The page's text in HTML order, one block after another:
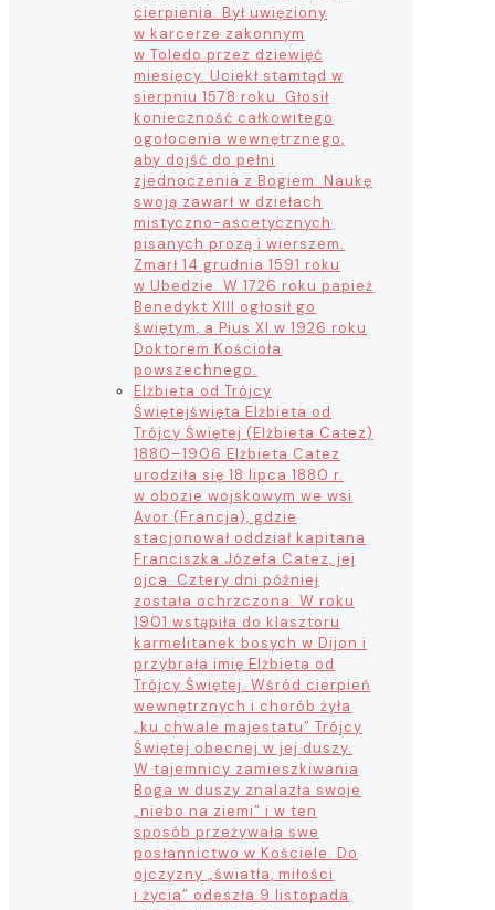
cierpienia. Był uwięziony
w karcerze zakonnym
w Toledo przez dziewięć
miesięcy. Uciekł stamtąd w
sierpniu 1578 roku. Głosił
konieczność całkowitego
ogołocenia wewnętrznego,
aby dojść do pełni
zjednoczenia z Bogiem. Naukę
swoją zawarł w dziełach
mistyczno-ascetycznych
pisanych prozą i wierszem.
Zmarł 14 grudnia 1591 roku
w Ubedzie. W 1726 roku papież
Benedykt XIII ogłosił go
świętym, a Pius XI w 1926 roku
Doktorem Kościoła
powszechnego.
Elżbieta od Trójcy
Świętejświęta Elżbieta od
Trójcy Świętej (Elżbieta Catez)
1880–1906 Elżbieta Catez
urodziła się 18 lipca 1880 r.
w obozie wojskowym we wsi
Avor (Francja), gdzie
stacjonował oddział kapitana
Franciszka Józefa Catez, jej
ojca. Cztery dni później
została ochrzczona. W roku
1901 wstąpiła do klasztoru
karmelitanek bosych w Dijon i
przybrała imię Elżbieta od
Trójcy Świętej. Wśród cierpień
wewnętrznych i chorób żyła
„ku chwale majestatu” Trójcy
Świętej obecnej w jej duszy.
W tajemnicy zamieszkiwania
Boga w duszy znalazła swoje
„niebo na ziemi” i w ten
sposób przeżywała swe
posłannictwo w Kościele. Do
ojczyzny „światła, miłości
i życia” odeszła 9 listopada